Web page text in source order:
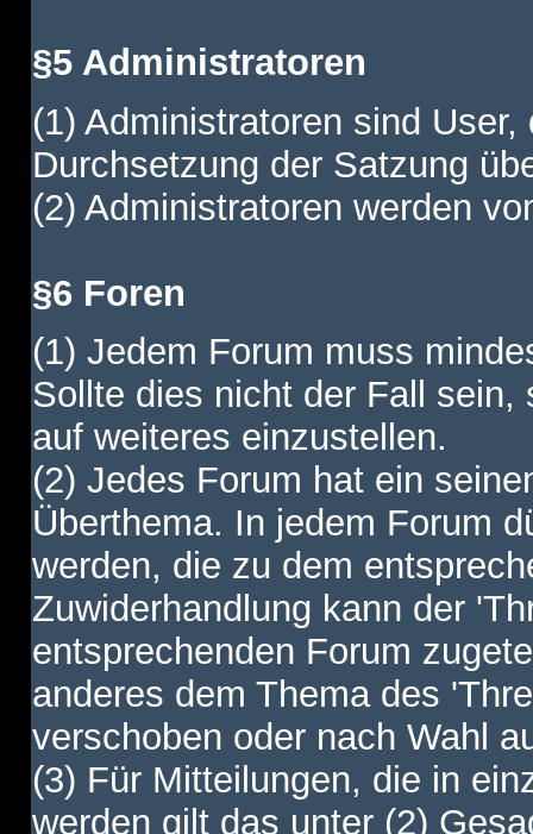
§5 Administratoren
(1) Administratoren sind
Durchsetzung der Satzung
(2) Administratoren werden
§6 Foren
(1) Jedem Forum muss
Sollte dies nicht der Fall
auf weiteres einzustellen.
(2) Jedes Forum hat ein
Überthema. In jedem Forum
werden, die zu dem
Zuwiderhandlung kann der
entsprechenden Forum
anderes dem Thema des
verschoben oder nach Wahl
(3) Für Mitteilungen, die in
werden gilt das unter (2)